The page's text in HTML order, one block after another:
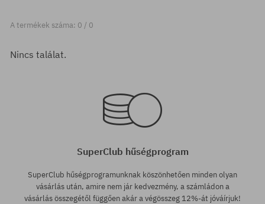
A termékek száma: 0 / 0
Nincs találat.
SuperClub hűségprogram
SuperClub hűségprogramunknak köszönhetően minden olyan
vásárlás után, amire nem jár kedvezmény, a számládon a
vásárlás összegétől függően akár a végösszeg 12%-át jóváírjuk!